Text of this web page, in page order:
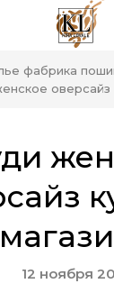
фабрика
оверсайз
12 ноября